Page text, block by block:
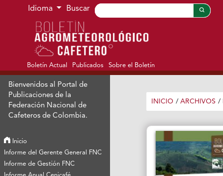
Ir al menú de navegación principal
Ir al contenido principal
Ir al pie de página del sitio
Idioma Buscar
Boletín Actual Publicados Sobre el Boletín
Bienvenidos al Portal de
Publicaciones de la
Federación Nacional de
Cafeteros de Colombia.
Inicio
Informe del Gerente General FNC
Informe de Gestión FNC
INICIO / ARCHIVOS /